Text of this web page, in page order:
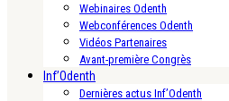
Webinaires Odenth
Webconférences Odenth
Vidéos Partenaires
Avant-première Congrès
Inf’Odenth
Dernières actus Inf’Odenth